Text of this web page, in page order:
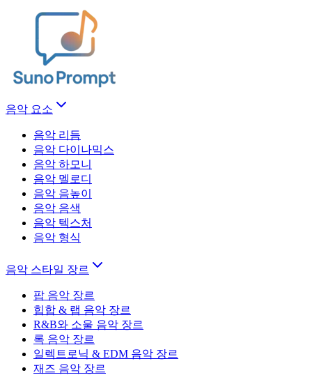
음악 요소
음악 리듬
음악 다이나믹스
음악 하모니
음악 멜로디
음악 음높이
음악 음색
음악 텍스처
음악 형식
음악 스타일 장르
팝 음악 장르
힙합 & 랩 음악 장르
R&B와 소울 음악 장르
록 음악 장르
일렉트로닉 & EDM 음악 장르
재즈 음악 장르